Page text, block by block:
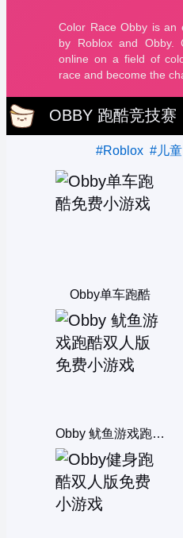
OBBY 跑酷竞技赛
#Roblox #儿童
Obby单车跑酷
Obby 鱿鱼游戏跑酷双人版